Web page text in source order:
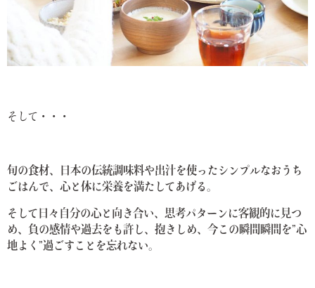
そして・・・
旬の食材、日本の伝統調味料や出汁を使ったシンプルなおうち
ごはんで、心と体に栄養を満たしてあげる。
そして日々自分の心と向き合い、 思考パターンに客観的に見つ
め、 負の感情や過去をも許し、抱きしめ、 今この瞬間瞬間を”心
地よく”過ごすことを忘れない。